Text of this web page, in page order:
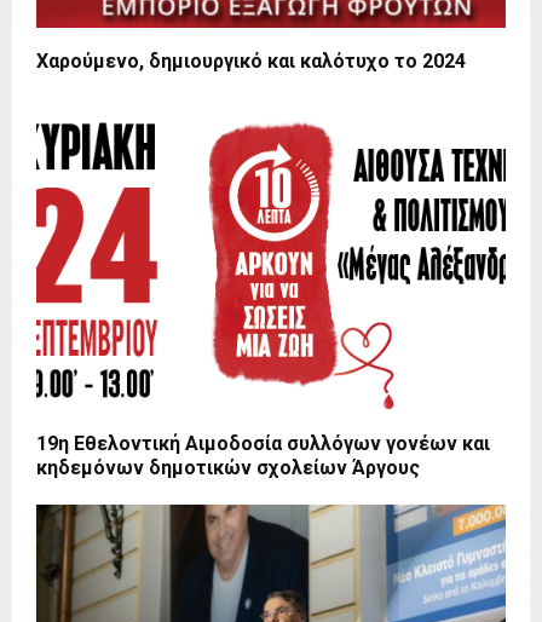
Χαρούμενο, δημιουργικό και καλότυχο το 2024
19η Εθελοντική Αιμοδοσία συλλόγων γονέων και
κηδεμόνων δημοτικών σχολείων Άργους